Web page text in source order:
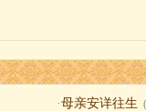
·母亲安详往生